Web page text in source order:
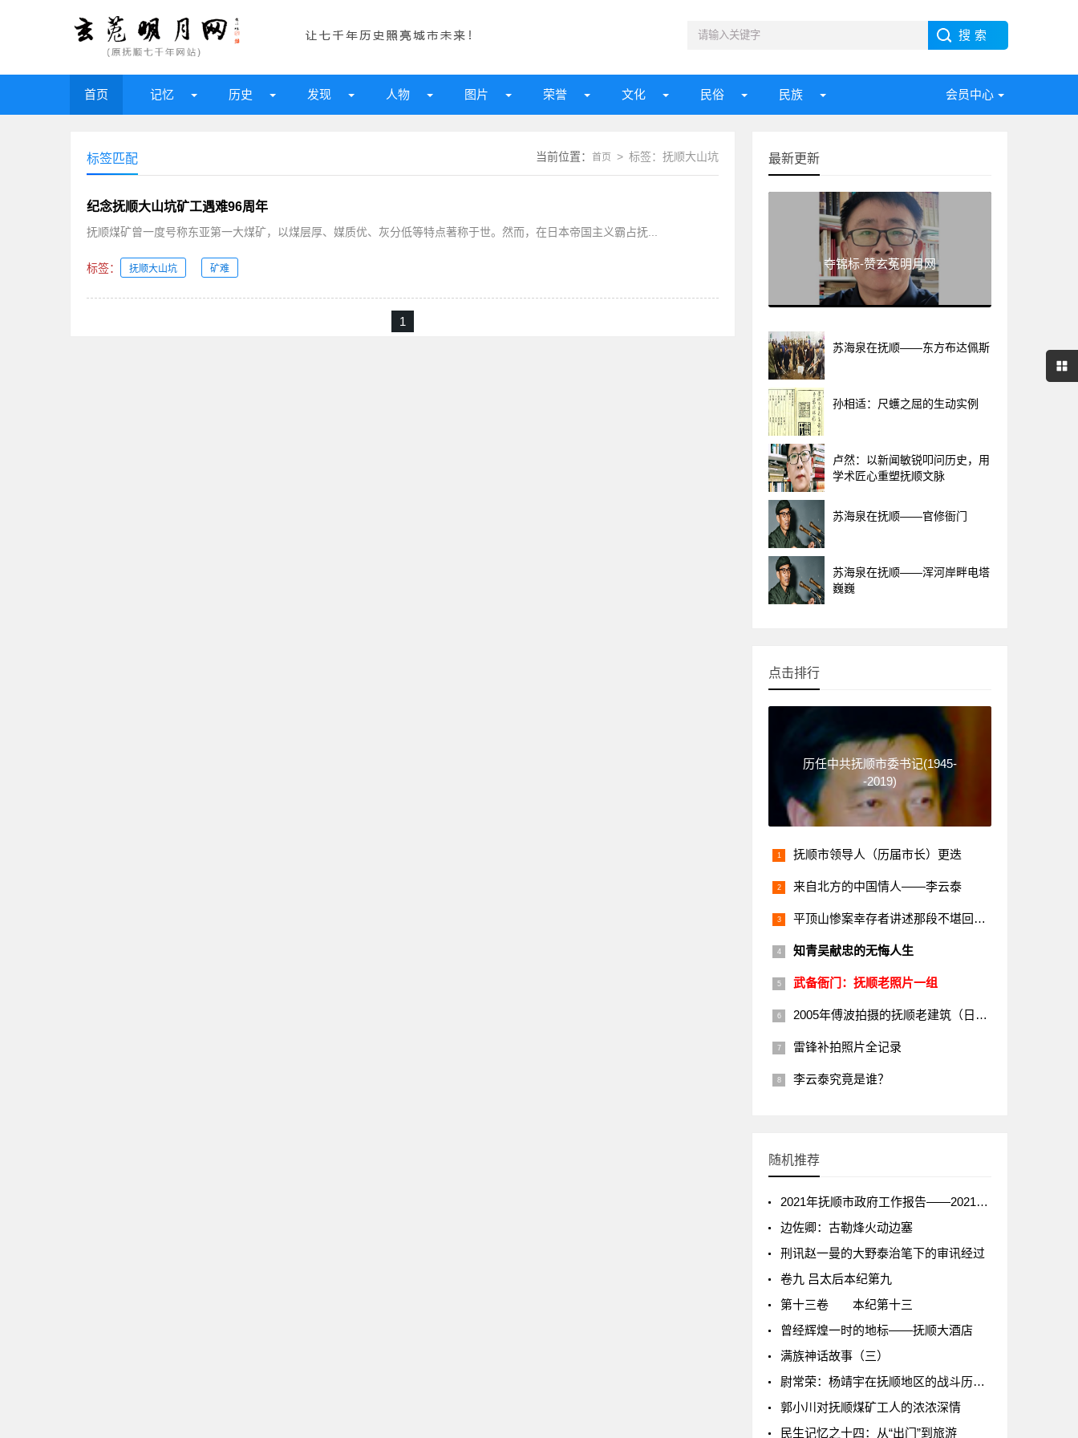
首页 记忆 历史 发现 人物 图片 荣誉 文化 民俗 民族 会员中心
当前位置： 首页 > 标签：抚顺大山坑
标签匹配
纪念抚顺大山坑矿工遇难96周年
抚顺煤矿曾一度号称东亚第一大煤矿，以煤层厚、媒质优、灰分低等特点著称于世。然而，在日本帝国主义霸占抚...
标签： 抚顺大山坑 矿难
1
最新更新
夺锦标-赞玄菟明月网
苏海泉在抚顺——东方布达佩斯
孙相适：尺蠖之屈的生动实例
卢然：以新闻敏锐叩问历史，用
学术匠心重塑抚顺文脉
苏海泉在抚顺——官修衙门
苏海泉在抚顺——浑河岸畔电塔
巍巍
点击排行
历任中共抚顺市委书记(1945-
-2019)
抚顺市领导人（历届市长）更迭
来自北方的中国情人——李云泰
平顶山惨案幸存者讲述那段不堪回首的历史
知青吴献忠的无悔人生
武备衙门：抚顺老照片一组
2005年傅波拍摄的抚顺老建筑（日本楼）
雷锋补拍照片全记录
李云泰究竟是谁？
随机推荐
2021年抚顺市政府工作报告——2021年1月13日在抚顺市第十六届人民代表大会第四次会议上
边佐卿：古勒烽火动边塞
刑讯赵一曼的大野泰治笔下的审讯经过
卷九 吕太后本纪第九
第十三卷 本纪第十三
曾经辉煌一时的地标——抚顺大酒店
满族神话故事（三）
尉常荣：杨靖宇在抚顺地区的战斗历程（八）
郭小川对抚顺煤矿工人的浓浓深情
民生记忆之十四：从“出门”到旅游